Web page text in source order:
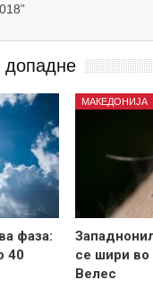
фаза:
40
МАКЕДОНИЈА
се шири во
Велес